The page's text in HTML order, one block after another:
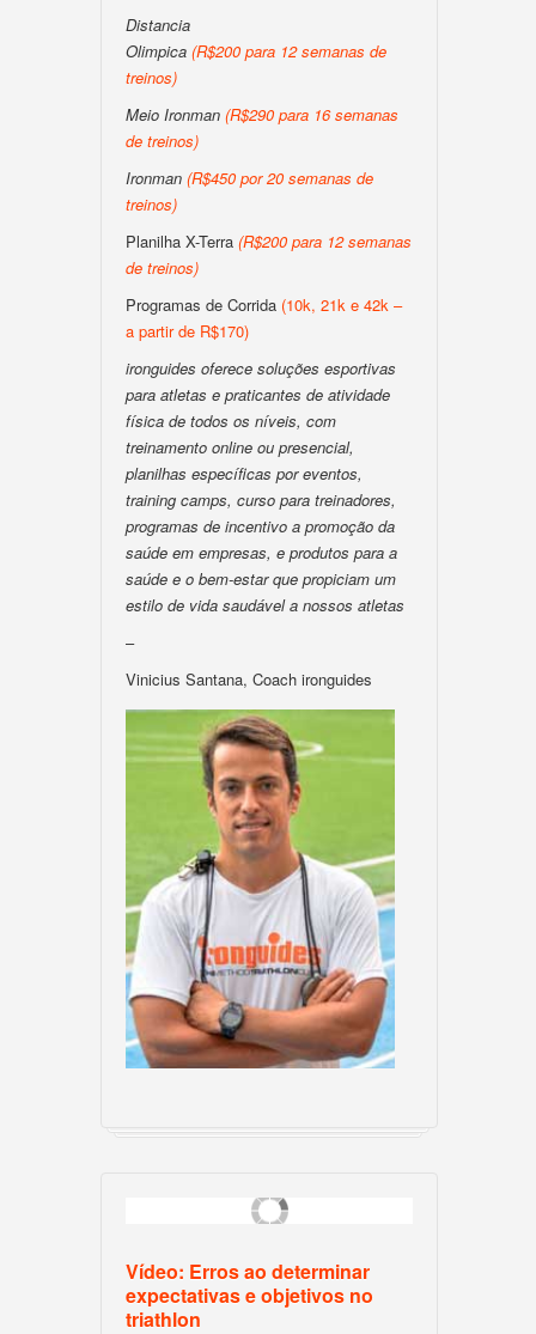
Distancia
Olimpica (R$200 para 12 semanas de
treinos)
Meio Ironman (R$290 para 16 semanas
de treinos)
Ironman (R$450 por 20 semanas de
treinos)
Planilha X-Terra (R$200 para 12 semanas
de treinos)
Programas de Corrida (10k, 21k e 42k –
a partir de R$170)
ironguides oferece soluções esportivas
para atletas e praticantes de atividade
física de todos os níveis, com
treinamento online ou presencial,
planilhas específicas por eventos,
training camps, curso para treinadores,
programas de incentivo a promoção da
saúde em empresas, e produtos para a
saúde e o bem-estar que propiciam um
estilo de vida saudável a nossos atletas
–
Vinicius Santana, Coach ironguides
Vídeo: Erros ao determinar
expectativas e objetivos no
triathlon